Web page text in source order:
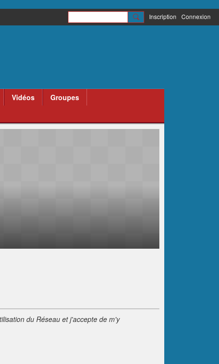
Inscription Connexion
Vidéos
Groupes
du Réseau et j'accepte de m'y